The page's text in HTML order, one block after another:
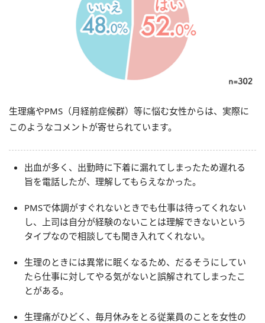
生理痛やPMS（月経前症候群）等に悩む女性からは、実際に
このようなコメントが寄せられています。
出血が多く、出勤時に下着に漏れてしまったため遅れる
旨を電話したが、理解してもらえなかった。
PMSで体調がすぐれないときでも仕事は待ってくれない
し、上司は自分が経験のないことは理解できないという
タイプなので相談しても聞き入れてくれない。
生理のときには異常に眠くなるため、だるそうにしてい
たら仕事に対してやる気がないと誤解されてしまったこ
とがある。
生理痛がひどく、毎月休みをとる従業員のことを女性の